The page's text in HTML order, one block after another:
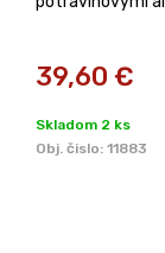
39,60 €
Skladom 2 ks
Obj. čislo: 11883